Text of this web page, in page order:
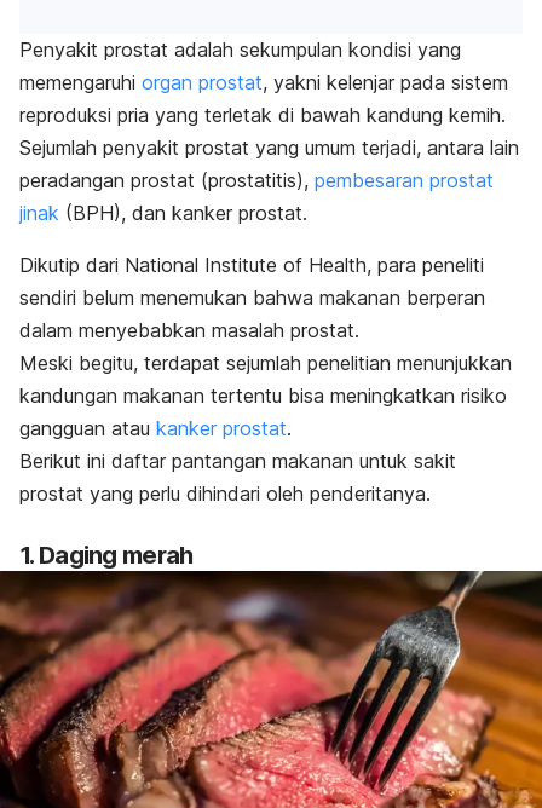
Penyakit prostat adalah sekumpulan kondisi yang
memengaruhi organ prostat, yakni kelenjar pada sistem
reproduksi pria yang terletak di bawah kandung kemih.
Sejumlah penyakit prostat yang umum terjadi, antara lain
peradangan prostat (prostatitis), pembesaran prostat
jinak (BPH), dan kanker prostat.
Dikutip dari National Institute of Health, para peneliti
sendiri belum menemukan bahwa makanan berperan
dalam menyebabkan masalah prostat.
Meski begitu, terdapat sejumlah penelitian menunjukkan
kandungan makanan tertentu bisa meningkatkan risiko
gangguan atau kanker prostat.
Berikut ini daftar pantangan makanan untuk sakit
prostat yang perlu dihindari oleh penderitanya.
1. Daging merah